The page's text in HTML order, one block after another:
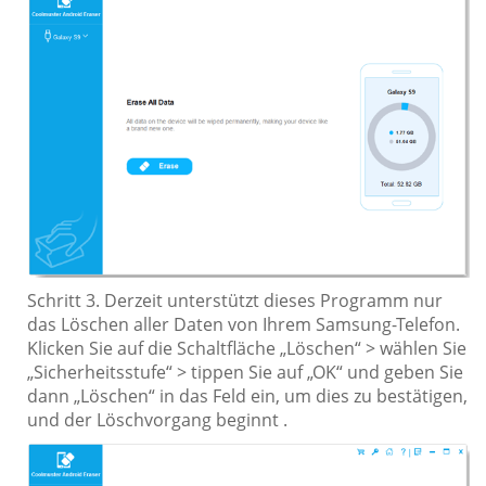
Schritt 3. Derzeit unterstützt dieses Programm nur
das Löschen aller Daten von Ihrem Samsung-Telefon.
Klicken Sie auf die Schaltfläche „Löschen“ > wählen Sie
„Sicherheitsstufe“ > tippen Sie auf „OK“ und geben Sie
dann „Löschen“ in das Feld ein, um dies zu bestätigen,
und der Löschvorgang beginnt .